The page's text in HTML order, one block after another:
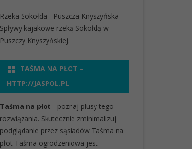
Rzeka Sokołda - Puszcza Knyszyńska
Spływy kajakowe rzeką Sokołdą w
Puszczy Knyszyńskiej.
TAŚMA NA PŁOT –
HTTP://JASPOL.PL
Taśma na płot - poznaj plusy tego
rozwiązania. Skutecznie zminimalizuj
podglądanie przez sąsiadów Taśma na
płot Taśma ogrodzeniowa jest